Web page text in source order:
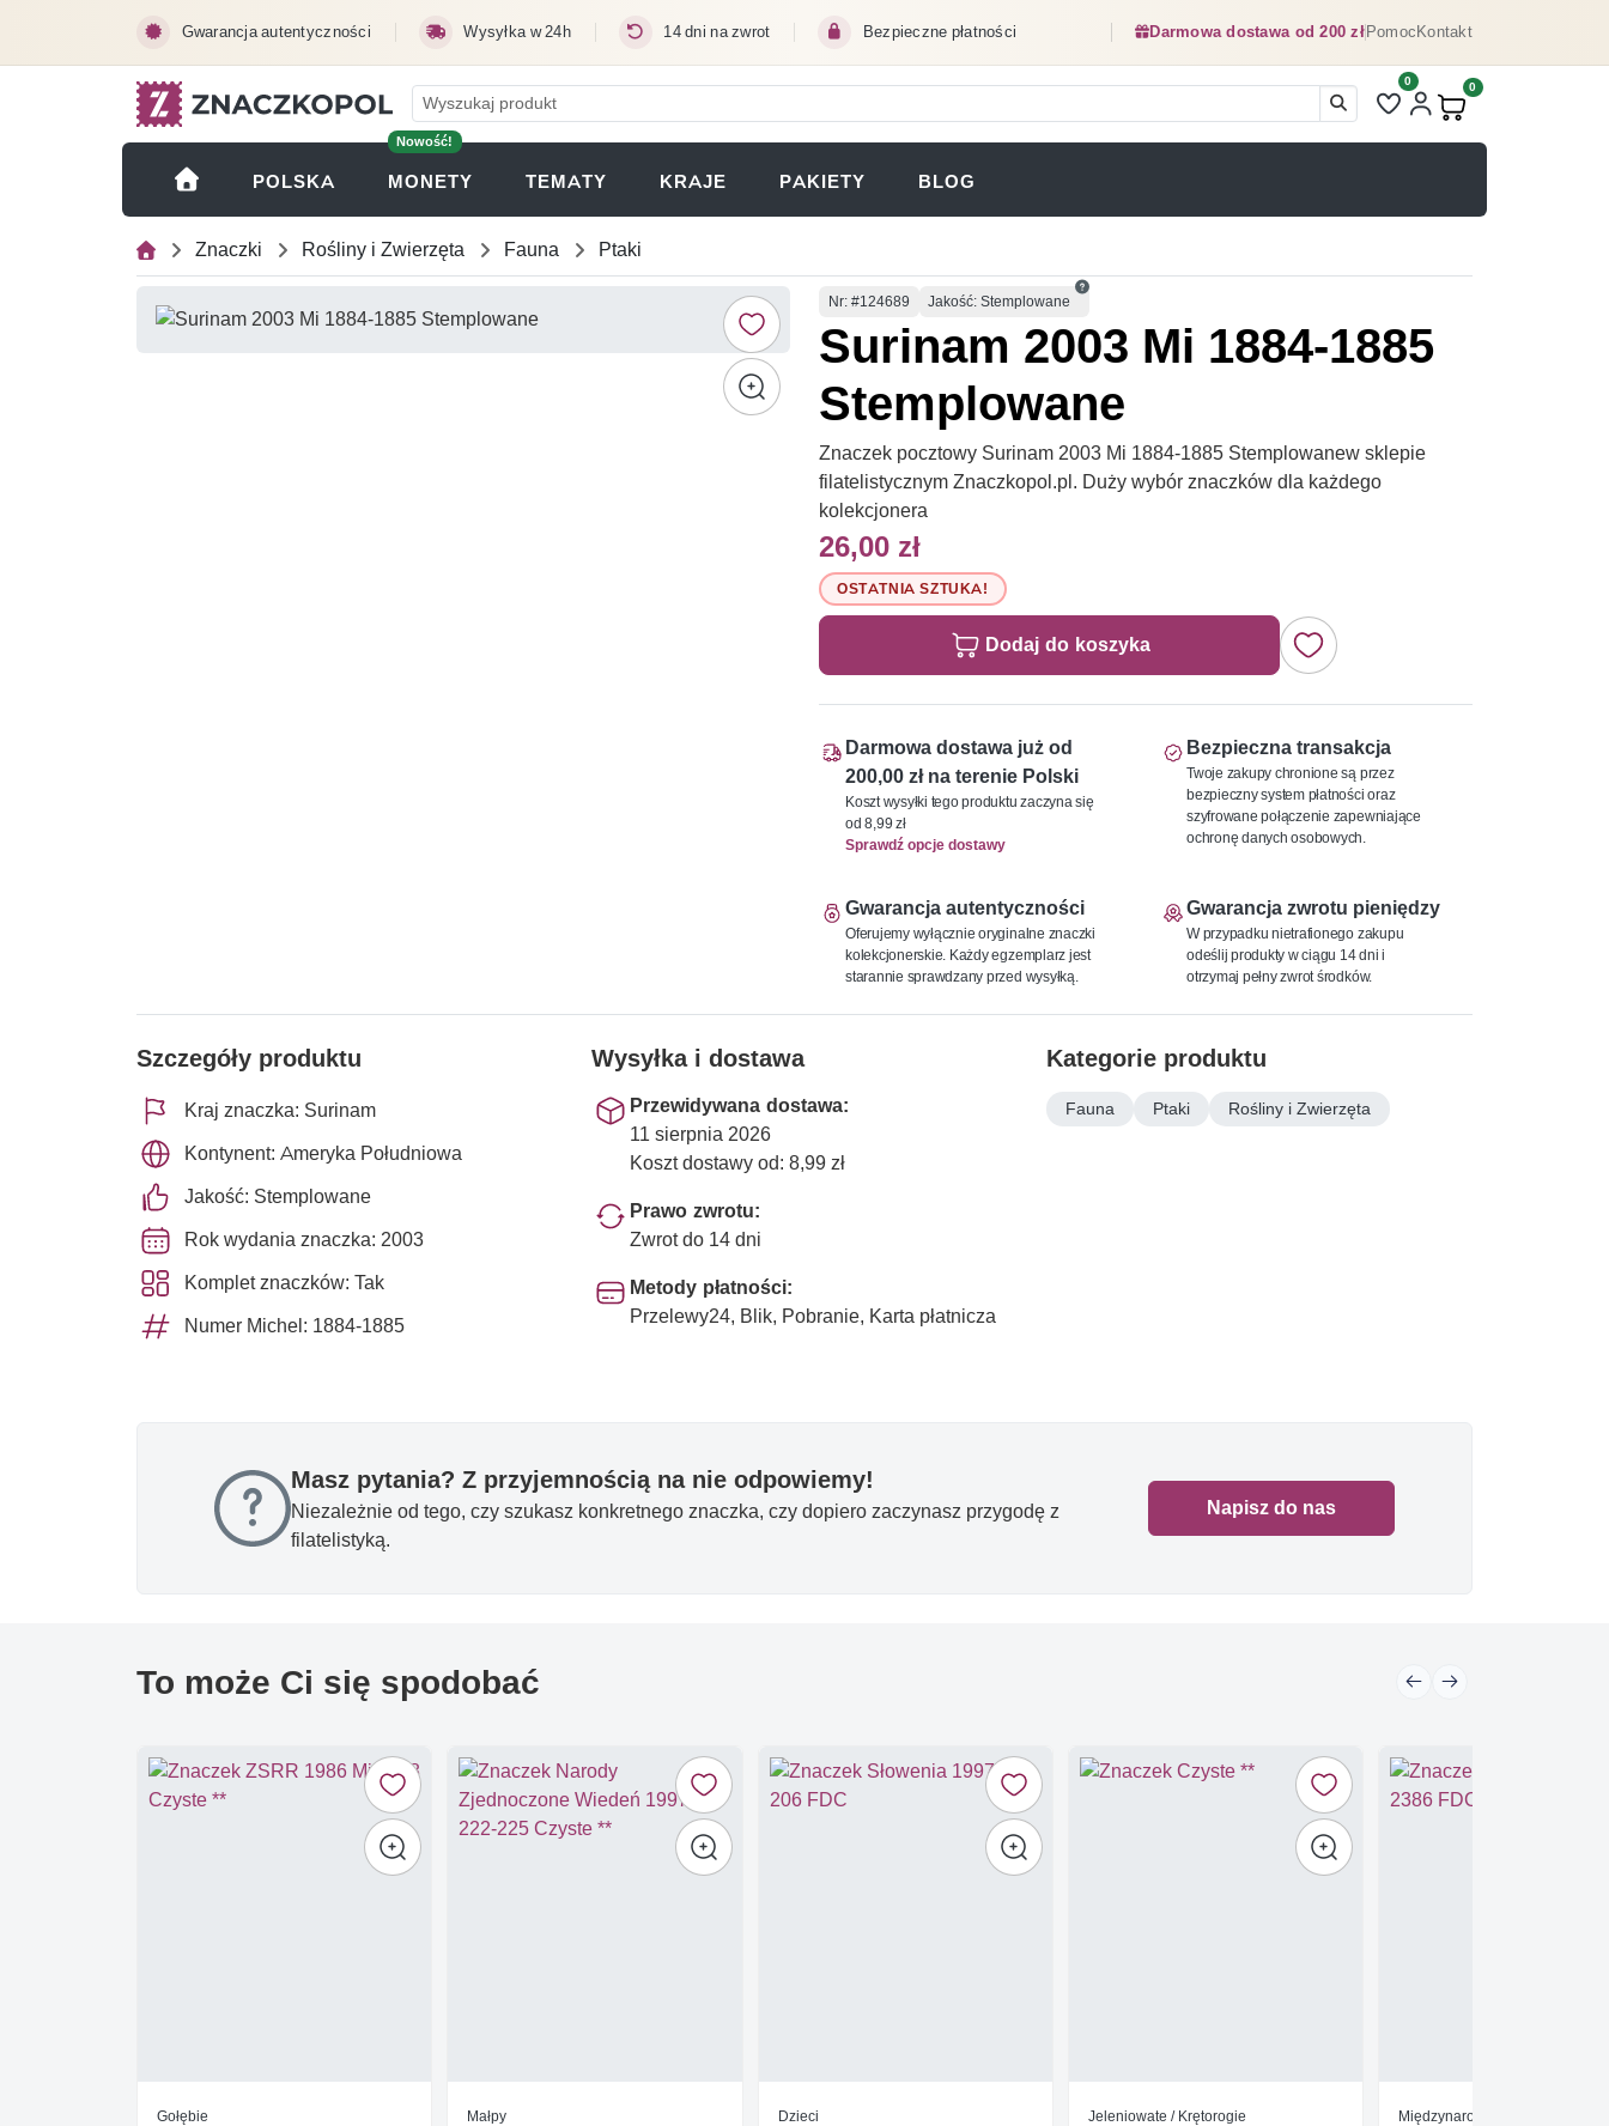
Gwarancja autentyczności Wysyłka w 24h 14 dni na zwrot Bezpieczne płatności Darmowa dostawa od 200 złPomocKontakt
Liczba pozycji na liście
0
Produkty w koszyku:
0
POLSKA
Nowość!
MONETY (OTWIERA SIĘ W NOWEJ KARCIE)
TEMATY KRAJE PAKIETY BLOG
Znaczki Rośliny i Zwierzęta Fauna Ptaki
Numer
Nr: #124689 Jakość: Stemplowane
Surinam 2003 Mi 1884-1885
Stemplowane
Znaczek pocztowy Surinam 2003 Mi 1884-1885 Stemplowanew sklepie
filatelistycznym Znaczkopol.pl. Duży wybór znaczków dla każdego
kolekcjonera
26,00 zł
OSTATNIA SZTUKA!
Dodaj do koszyka
Darmowa dostawa już od
200,00 zł na terenie Polski
Koszt wysyłki tego produktu zaczyna się
od 8,99 zł
Sprawdź opcje dostawy
Bezpieczna transakcja
Twoje zakupy chronione są przez
bezpieczny system płatności oraz
szyfrowane połączenie zapewniające
ochronę danych osobowych.
Gwarancja autentyczności
Oferujemy wyłącznie oryginalne znaczki
kolekcjonerskie. Każdy egzemplarz jest
starannie sprawdzany przed wysyłką.
Gwarancja zwrotu pieniędzy
W przypadku nietrafionego zakupu
odeślij produkty w ciągu 14 dni i
otrzymaj pełny zwrot środków.
Szczegóły produktu
Kraj znaczka: Surinam
Kontynent: Ameryka Południowa
Jakość: Stemplowane
Rok wydania znaczka: 2003
Komplet znaczków: Tak
Numer Michel: 1884-1885
Wysyłka i dostawa
Przewidywana dostawa:
11 sierpnia 2026
Koszt dostawy od: 8,99 zł
Prawo zwrotu:
Zwrot do 14 dni
Metody płatności:
Przelewy24, Blik, Pobranie, Karta płatnicza
Kategorie produktu
Fauna Ptaki Rośliny i Zwierzęta
Masz pytania? Z przyjemnością na nie odpowiemy!
Niezależnie od tego, czy szukasz konkretnego znaczka, czy dopiero zaczynasz przygodę z
filatelistyką.
Napisz do nas
To może Ci się spodobać
Gołębie Małpy Dzieci Jeleniowate / Krętorogie Międzynarodowy Rok